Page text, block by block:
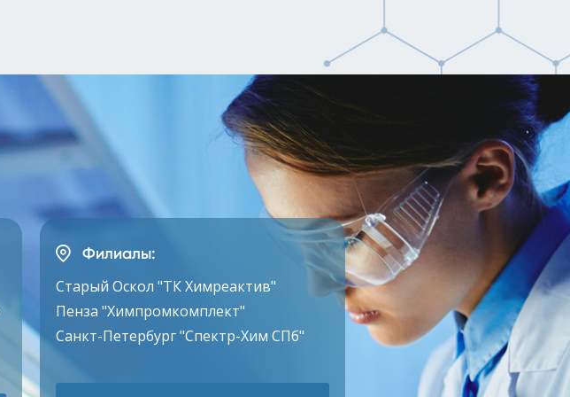
Филиалы:
Старый Оскол "ТК Химреактив"
Пенза "Химпромкомплект"
Санкт-Петербург "Спектр-Хим СПб"